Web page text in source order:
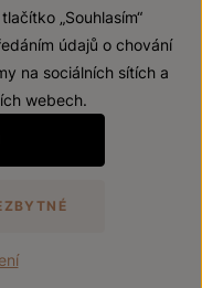
a. s.
mladším 18 let.
„Souhlasím“
údajů o chování
na sociálních sítích a
webech.